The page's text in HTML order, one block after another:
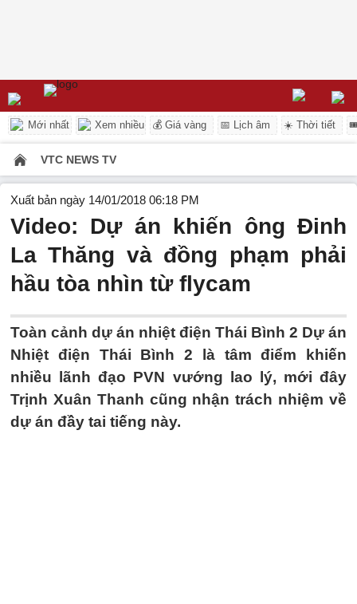
Mới nhất Xem nhiều 💰 Giá vàng 📅 Lịch âm ☀️ Thời tiết
VTC NEWS TV
Xuất bản ngày 14/01/2018 06:18 PM
Video: Dự án khiến ông Đinh
La Thăng và đồng phạm phải
hầu tòa nhìn từ flycam
Toàn cảnh dự án nhiệt điện Thái Bình 2 Dự án
Nhiệt điện Thái Bình 2 là tâm điểm khiến
nhiều lãnh đạo PVN vướng lao lý, mới đây
Trịnh Xuân Thanh cũng nhận trách nhiệm về
dự án đầy tai tiếng này.